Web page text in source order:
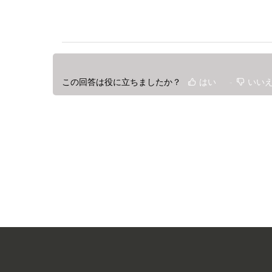
この回答は役に立ちましたか？ はい いい